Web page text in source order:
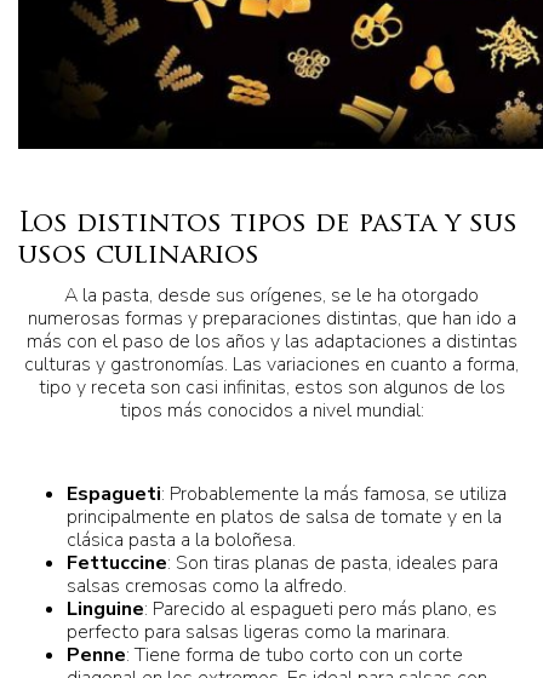
Los distintos tipos de pasta y sus
usos culinarios
A la pasta, desde sus orígenes, se le ha otorgado
numerosas formas y preparaciones distintas, que han ido a
más con el paso de los años y las adaptaciones a distintas
culturas y gastronomías. Las variaciones en cuanto a forma,
tipo y receta son casi infinitas, estos son algunos de los
tipos más conocidos a nivel mundial:
Espagueti: Probablemente la más famosa, se utiliza
principalmente en platos de salsa de tomate y en la
clásica pasta a la boloñesa.
Fettuccine: Son tiras planas de pasta, ideales para
salsas cremosas como la alfredo.
Linguine: Parecido al espagueti pero más plano, es
perfecto para salsas ligeras como la marinara.
Penne: Tiene forma de tubo corto con un corte